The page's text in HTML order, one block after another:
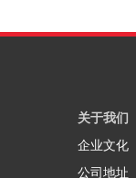
关于我们
企业文化
公司地址